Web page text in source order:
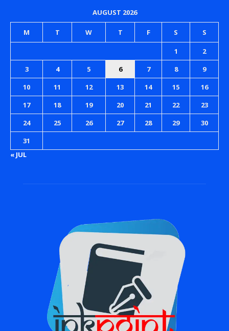
AUGUST 2026
M T W T F S S
1
2
3
4 5 6 7 8
9
10
11 12 13 14 15
16
17
18 19 20 21 22
23
24
25 26 27 28 29
30
31
« JUL